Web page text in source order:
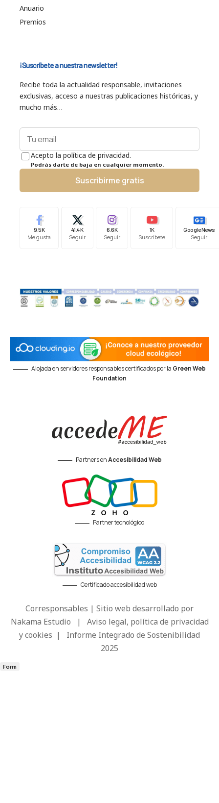
Anuario
Premios
¡Suscríbete a nuestra newsletter!
Recibe toda la actualidad responsable, invitaciones
exclusivas, acceso a nuestras publicaciones históricas, y
mucho más…
Acepto la política de privacidad.
Podrás darte de baja en cualquier momento.
Suscribirme gratis
9.5K
Me gusta
41.4K
Seguir
6.6K
Seguir
1K
Suscríbete
Google News
Seguir
Alojada en servidores responsables certificados por la Green Web
Foundation
Partners enAccesibilidad Web
Partner tecnológico
Certificado accesibilidad web
Corresponsables | Sitio web desarrollado por
Nakama Estudio | Aviso legal, política de privacidad
y cookies | Informe Integrado de Sostenibilidad
2025
Form